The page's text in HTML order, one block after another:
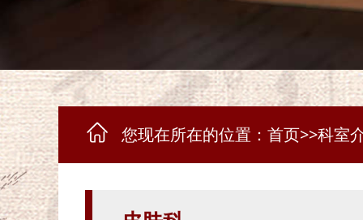
您现在所在的位置： 首页>>科室